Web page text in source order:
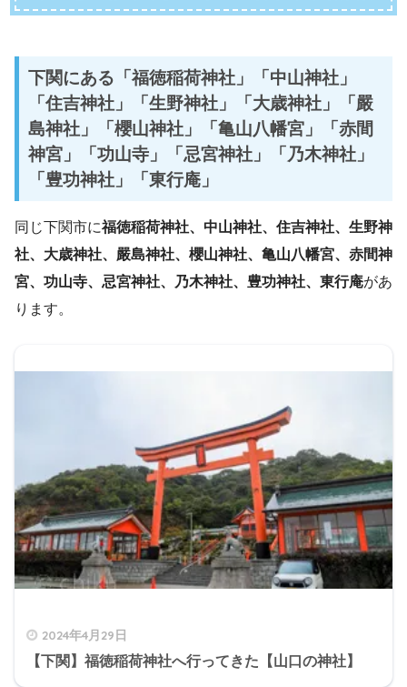
下関にある「福徳稲荷神社」「中山神社」
「住吉神社」「生野神社」「大歳神社」「嚴
島神社」「櫻山神社」「亀山八幡宮」「赤間
神宮」「功山寺」「忌宮神社」「乃木神社」
「豊功神社」「東行庵」
同じ下関市に福徳稲荷神社、中山神社、住吉神社、生野神
社、大歳神社、嚴島神社、櫻山神社、亀山八幡宮、赤間神
宮、功山寺、忌宮神社、乃木神社、豊功神社、東行庵があ
ります。
2024年4月29日
【下関】福徳稲荷神社へ行ってきた【山口の神社】